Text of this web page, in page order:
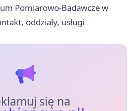
Pomiarowo-Badawcze w
oddziały, usługi
się na